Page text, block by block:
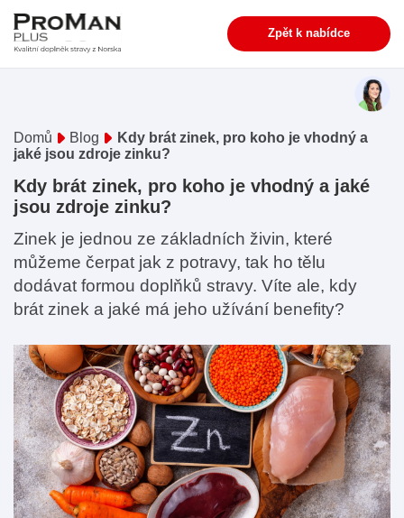
Zpět k nabídce
Domů Blog
Kdy brát zinek, pro koho je vhodný a
jaké jsou zdroje zinku?
Kdy brát zinek, pro koho je vhodný a jaké
jsou zdroje zinku?
Zinek je jednou ze základních živin, které
můžeme čerpat jak z potravy, tak ho tělu
dodávat formou doplňků stravy. Víte ale, kdy
brát zinek a jaké má jeho užívání benefity?